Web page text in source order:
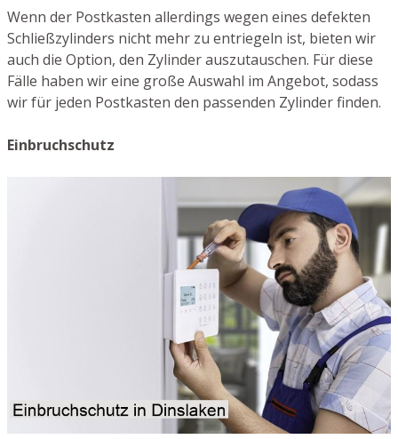
Wenn der Postkasten allerdings wegen eines defekten
Schließzylinders nicht mehr zu entriegeln ist, bieten wir
auch die Option, den Zylinder auszutauschen. Für diese
Fälle haben wir eine große Auswahl im Angebot, sodass
wir für jeden Postkasten den passenden Zylinder finden.
Einbruchschutz